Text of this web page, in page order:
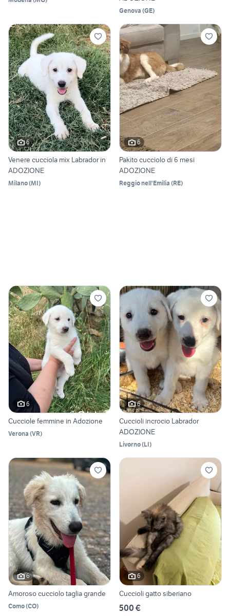
Genova (GE)
6
Venere cucciola mix Labrador in
ADOZIONE
Milano(MI)
6
Pakito cucciolo di 6 mesi
ADOZIONE
Reggio nell'Emilia (RE)
6
Cucciole femmine in Adozione
Verona (VR)
6
Cuccioli incrocio Labrador
ADOZIONE
Livorno(LI)
6
Amoroso cucciolo taglia grande
Como(CO)
6
Cuccioli gatto siberiano
500 €